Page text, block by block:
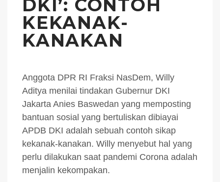
DKI’: CONTOH
KEKANAK-
KANAKAN
Anggota DPR RI Fraksi NasDem, Willy
Aditya menilai tindakan Gubernur DKI
Jakarta Anies Baswedan yang memposting
bantuan sosial yang bertuliskan dibiayai
APDB DKI adalah sebuah contoh sikap
kekanak-kanakan. Willy menyebut hal yang
perlu dilakukan saat pandemi Corona adalah
menjalin kekompakan.